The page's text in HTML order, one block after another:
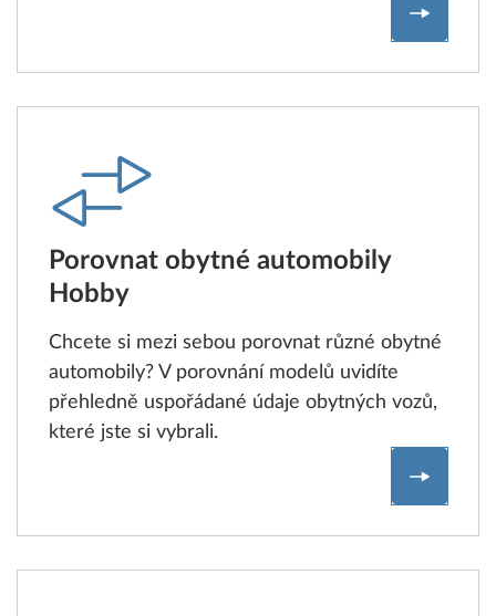
Porovnat obytné automobily
Hobby
Chcete si mezi sebou porovnat různé obytné
automobily? V porovnání modelů uvidíte
přehledně uspořádané údaje obytných vozů,
které jste si vybrali.